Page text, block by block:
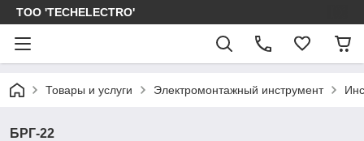
ТОО 'TECHELECTRO'
Товары и услуги Электромонтажный инструмент
БРГ-22